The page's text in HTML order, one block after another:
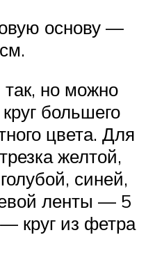
основу —
но можно
большего
цвета. Для
желтой,
синей,
ленты — 5
круг из фетра